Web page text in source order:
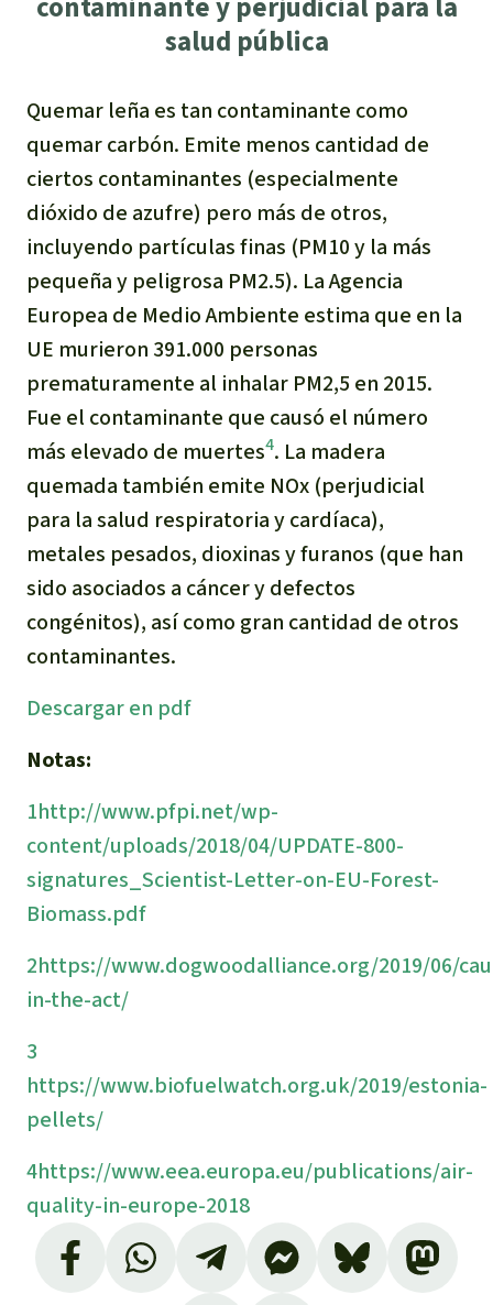
salud pública
Quemar leña es tan contaminante como
quemar carbón. Emite menos cantidad de
ciertos contaminantes (especialmente
dióxido de azufre) pero más de otros,
incluyendo partículas finas (PM10 y la más
pequeña y peligrosa PM2.5). La Agencia
Europea de Medio Ambiente estima que en la
UE murieron 391.000 personas
prematuramente al inhalar PM2,5 en 2015.
Fue el contaminante que causó el número
más elevado de muertes4. La madera
quemada también emite NOx (perjudicial
para la salud respiratoria y cardíaca),
metales pesados, dioxinas y furanos (que han
sido asociados a cáncer y defectos
congénitos), así como gran cantidad de otros
contaminantes.
Descargar en pdf
Notas:
1http://www.pfpi.net/wp-
content/uploads/2018/04/UPDATE-800-
signatures_Scientist-Letter-on-EU-Forest-
Biomass.pdf
2https://www.dogwoodalliance.org/2019/06/
in-the-act/
3
https://www.biofuelwatch.org.uk/2019/estonia-
pellets/
4https://www.eea.europa.eu/publications/air-
quality-in-europe-2018